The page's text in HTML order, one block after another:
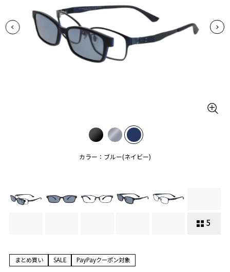
カラー：ブルー(ネイビー)
5
まとめ買い SALE PayPayクーポン対象